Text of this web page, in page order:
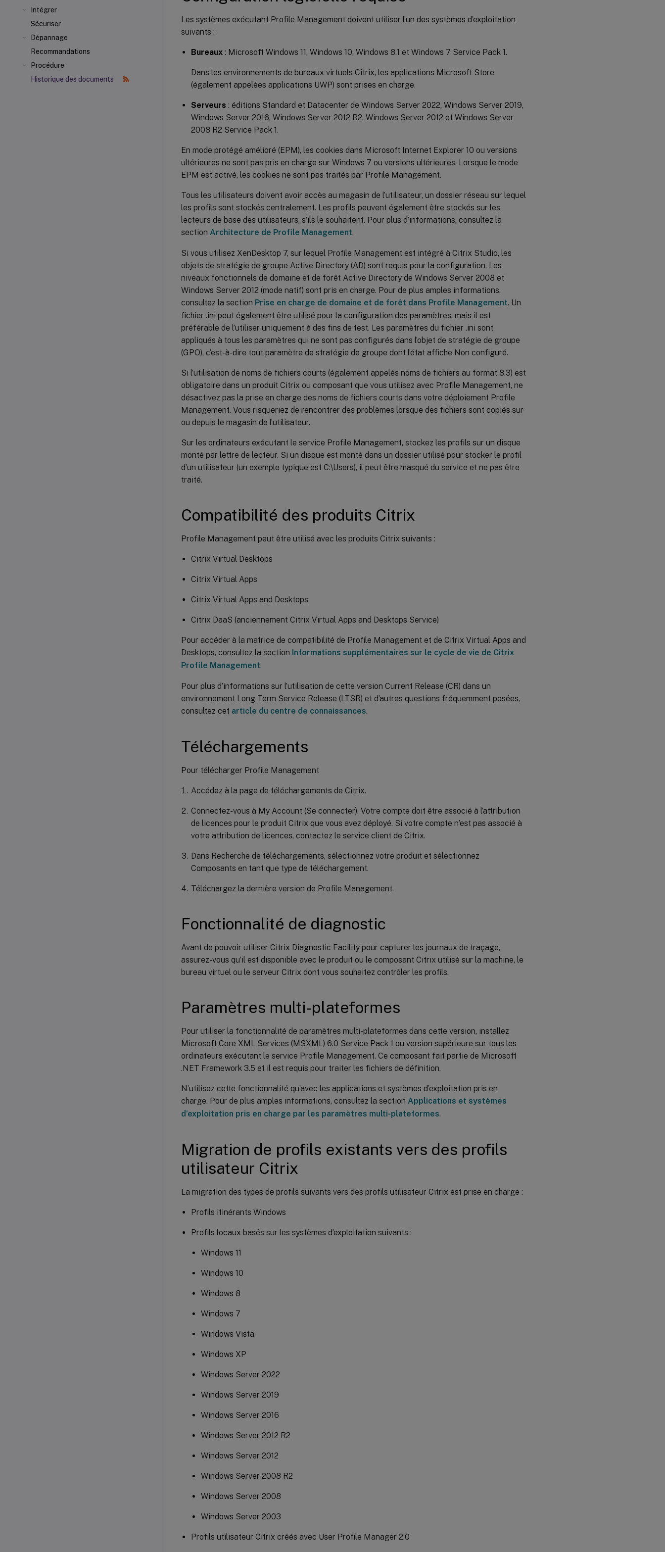
Intégrer
Sécuriser
Dépannage
Recommandations
Procédure
Historique des documents
Les systèmes exécutant Profile Management doivent utiliser l’un des systèmes d’exploitation
suivants :
Bureaux : Microsoft Windows 11, Windows 10, Windows 8.1 et Windows 7 Service Pack 1.
Dans les environnements de bureaux virtuels Citrix, les applications Microsoft Store
(également appelées applications UWP) sont prises en charge.
Serveurs : éditions Standard et Datacenter de Windows Server 2022, Windows Server 2019,
Windows Server 2016, Windows Server 2012 R2, Windows Server 2012 et Windows Server
2008 R2 Service Pack 1.
En mode protégé amélioré (EPM), les cookies dans Microsoft Internet Explorer 10 ou versions
ultérieures ne sont pas pris en charge sur Windows 7 ou versions ultérieures. Lorsque le mode
EPM est activé, les cookies ne sont pas traités par Profile Management.
Tous les utilisateurs doivent avoir accès au magasin de l’utilisateur, un dossier réseau sur lequel
les profils sont stockés centralement. Les profils peuvent également être stockés sur les
lecteurs de base des utilisateurs, s’ils le souhaitent. Pour plus d’informations, consultez la
section Architecture de Profile Management.
Si vous utilisez XenDesktop 7, sur lequel Profile Management est intégré à Citrix Studio, les
objets de stratégie de groupe Active Directory (AD) sont requis pour la configuration. Les
niveaux fonctionnels de domaine et de forêt Active Directory de Windows Server 2008 et
Windows Server 2012 (mode natif) sont pris en charge. Pour de plus amples informations,
consultez la section Prise en charge de domaine et de forêt dans Profile Management. Un
fichier .ini peut également être utilisé pour la configuration des paramètres, mais il est
préférable de l’utiliser uniquement à des fins de test. Les paramètres du fichier .ini sont
appliqués à tous les paramètres qui ne sont pas configurés dans l’objet de stratégie de groupe
(GPO), c’est-à-dire tout paramètre de stratégie de groupe dont l’état affiche Non configuré.
Si l’utilisation de noms de fichiers courts (également appelés noms de fichiers au format 8.3) est
obligatoire dans un produit Citrix ou composant que vous utilisez avec Profile Management, ne
désactivez pas la prise en charge des noms de fichiers courts dans votre déploiement Profile
Management. Vous risqueriez de rencontrer des problèmes lorsque des fichiers sont copiés sur
ou depuis le magasin de l’utilisateur.
Sur les ordinateurs exécutant le service Profile Management, stockez les profils sur un disque
monté par lettre de lecteur. Si un disque est monté dans un dossier utilisé pour stocker le profil
d’un utilisateur (un exemple typique est C:\Users), il peut être masqué du service et ne pas être
traité.
Compatibilité des produits Citrix
Profile Management peut être utilisé avec les produits Citrix suivants :
Citrix Virtual Desktops
Citrix Virtual Apps
Citrix Virtual Apps and Desktops
Citrix DaaS (anciennement Citrix Virtual Apps and Desktops Service)
Pour accéder à la matrice de compatibilité de Profile Management et de Citrix Virtual Apps and
Desktops, consultez la section Informations supplémentaires sur le cycle de vie de Citrix
Profile Management.
Pour plus d’informations sur l’utilisation de cette version Current Release (CR) dans un
environnement Long Term Service Release (LTSR) et d’autres questions fréquemment posées,
consultez cet article du centre de connaissances.
Téléchargements
Pour télécharger Profile Management
Accédez à la page de téléchargements de Citrix.
Connectez-vous à My Account (Se connecter). Votre compte doit être associé à l’attribution
de licences pour le produit Citrix que vous avez déployé. Si votre compte n’est pas associé à
votre attribution de licences, contactez le service client de Citrix.
Dans Recherche de téléchargements, sélectionnez votre produit et sélectionnez
Composants en tant que type de téléchargement.
Téléchargez la dernière version de Profile Management.
Fonctionnalité de diagnostic
Avant de pouvoir utiliser Citrix Diagnostic Facility pour capturer les journaux de traçage,
assurez-vous qu’il est disponible avec le produit ou le composant Citrix utilisé sur la machine, le
bureau virtuel ou le serveur Citrix dont vous souhaitez contrôler les profils.
Paramètres multi-plateformes
Pour utiliser la fonctionnalité de paramètres multi-plateformes dans cette version, installez
Microsoft Core XML Services (MSXML) 6.0 Service Pack 1 ou version supérieure sur tous les
ordinateurs exécutant le service Profile Management. Ce composant fait partie de Microsoft
.NET Framework 3.5 et il est requis pour traiter les fichiers de définition.
N’utilisez cette fonctionnalité qu’avec les applications et systèmes d’exploitation pris en
charge. Pour de plus amples informations, consultez la section Applications et systèmes
d’exploitation pris en charge par les paramètres multi-plateformes.
Migration de profils existants vers des profils
utilisateur Citrix
La migration des types de profils suivants vers des profils utilisateur Citrix est prise en charge :
Profils itinérants Windows
Profils locaux basés sur les systèmes d’exploitation suivants :
Windows 11
Windows 10
Windows 8
Windows 7
Windows Vista
Windows XP
Windows Server 2022
Windows Server 2019
Windows Server 2016
Windows Server 2012 R2
Windows Server 2012
Windows Server 2008 R2
Windows Server 2008
Windows Server 2003
Profils utilisateur Citrix créés avec User Profile Manager 2.0